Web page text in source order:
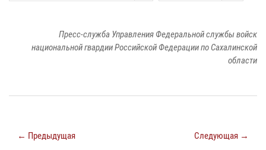
Пресс-служба Управления Федеральной службы войск
национальной гвардии Российской Федерации по Сахалинской
области
← Предыдущая Следующая →